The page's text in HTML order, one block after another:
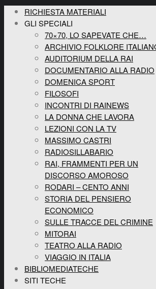
RICHIESTA MATERIALI
GLI SPECIALI
70×70, LO SAPEVATE CHE…
ARCHIVIO FOLKLORE
AUDITORIUM DELLA RAI
DOCUMENTARIO ALLA RADIO
DOMENICA SPORT
FILOSOFI
INCONTRI DI RAINEWS
LA DONNA CHE LAVORA
LEZIONI CON LA TV
MASSIMO CASTRI
RADIOSILLABARIO
RAI, FRAMMENTI PER UN
DISCORSO AMOROSO
RODARI – CENTO ANNI
STORIA DEL PENSIERO
ECONOMICO
SULLE TRACCE DEL CRIMINE
MITORAI
TEATRO ALLA RADIO
VIAGGIO IN ITALIA
BIBLIOMEDIATECHE
SITI TECHE